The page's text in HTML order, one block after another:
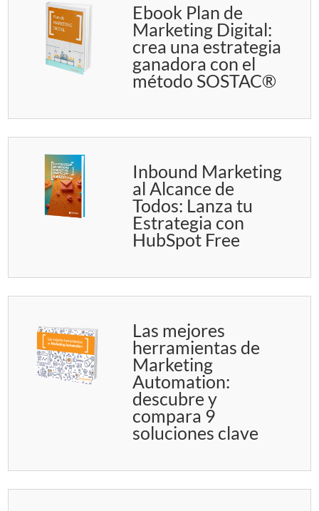
Ebook Plan de
Marketing Digital:
crea una estrategia
ganadora con el
método SOSTAC®
Inbound Marketing
al Alcance de
Todos: Lanza tu
Estrategia con
HubSpot Free
Las mejores
herramientas de
Marketing
Automation:
descubre y
compara 9
soluciones clave